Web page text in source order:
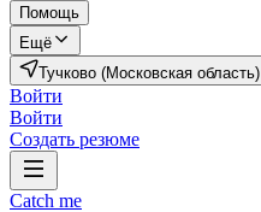
Помощь
Ещё
Тучково (Московская область)
Войти
Войти
Создать резюме
Catch me